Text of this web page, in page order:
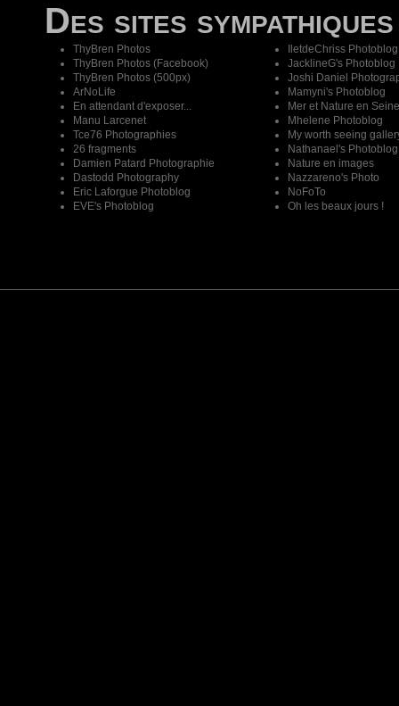
Des sites sympathiques
ThyBren Photos
ThyBren Photos (Facebook)
ThyBren Photos (500px)
ArNoLife
En attendant d'exposer...
Manu Larcenet
Tce76 Photographies
26 fragments
Damien Patard Photographie
Dastodd Photography
Eric Laforgue Photoblog
EVE's Photoblog
IletdeChriss Photoblog
JacklineG's Photoblog
Joshi Daniel
Mamyni's Photoblog
Mer et Nature en Seine
Mhelene Photoblog
My worth seeing
Nathanael's Photoblog
Nature en images
Nazzareno's Photo
NoFoTo
Oh les beaux jours !